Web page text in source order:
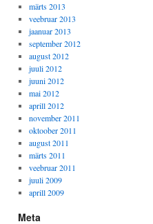
märts 2013
veebruar 2013
jaanuar 2013
september 2012
august 2012
juuli 2012
juuni 2012
mai 2012
aprill 2012
november 2011
oktoober 2011
august 2011
märts 2011
veebruar 2011
juuli 2009
aprill 2009
Meta